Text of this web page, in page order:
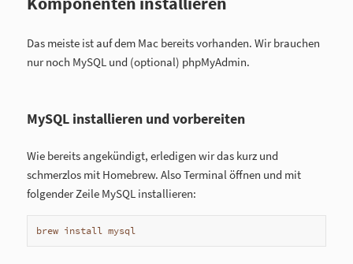
Das meiste ist auf dem Mac bereits vorhanden. Wir brauchen
nur noch MySQL und (optional) phpMyAdmin.
MySQL installieren und vorbereiten
Wie bereits angekündigt, erledigen wir das kurz und
schmerzlos mit Homebrew. Also Terminal öffnen und mit
folgender Zeile MySQL installieren:
brew install mysql